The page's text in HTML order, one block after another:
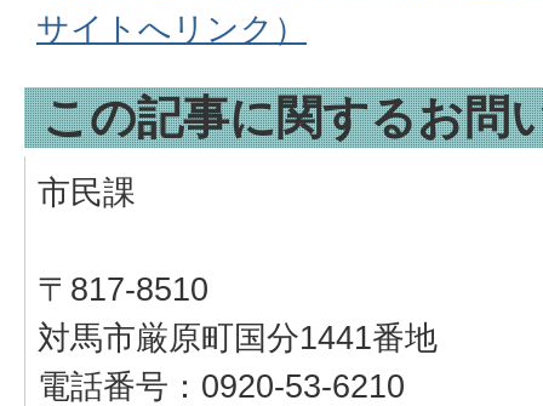
サイトへリンク）
この記事に関するお問
市民課
〒817-8510
対馬市厳原町国分1441番地
電話番号：0920-53-6210